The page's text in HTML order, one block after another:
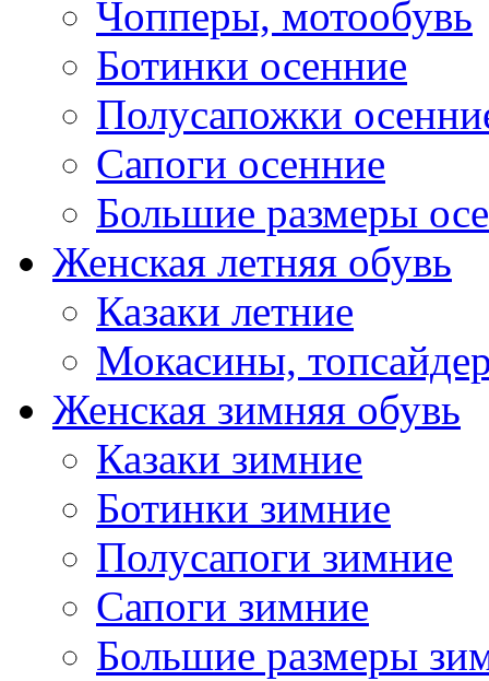
Чопперы, мотообувь
Ботинки осенние
Полусапожки
Сапоги осенние
Большие размеры
Женская летняя обувь
Казаки летние
Мокасины,
Женская зимняя обувь
Казаки зимние
Ботинки зимние
Полусапоги зимние
Сапоги зимние
Большие размеры